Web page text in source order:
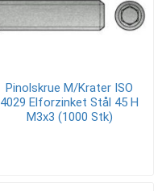
Pinolskrue M/Krater ISO
4029 Elforzinket Stål 45 H
M3x3 (1000 Stk)